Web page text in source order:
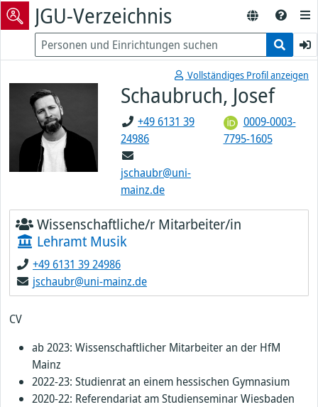
JGU-Verzeichnis
Vollständiges Profil anzeigen
Schaubruch, Josef
+49 6131 39
24986
jschaubr@uni-
mainz.de
0009-0003-
7795-1605
Wissenschaftliche/r Mitarbeiter/in
Lehramt Musik
+49 6131 39 24986
jschaubr@uni-mainz.de
CV
ab 2023: Wissenschaftlicher Mitarbeiter an der HfM
Mainz
2022-23: Studienrat an einem hessischen Gymnasium
2020-22: Referendariat am Studienseminar Wiesbaden